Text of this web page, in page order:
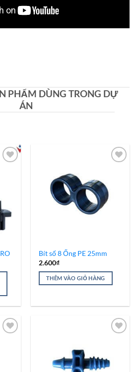
PHẨM DÙNG TRONG DỰ
ÁN
Add to
Wishlist
Bít số 8 Ống PE 25mm
2.600₫
THÊM VÀO GIỎ HÀNG
Add to
Wishlist